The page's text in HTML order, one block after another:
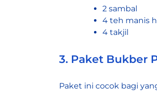
2 sambal
4 teh manis
4 takjil
3. Paket Bukber
Paket ini cocok bagi